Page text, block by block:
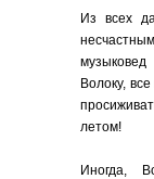
Из всех
Волоку,
летом!
Иногда,